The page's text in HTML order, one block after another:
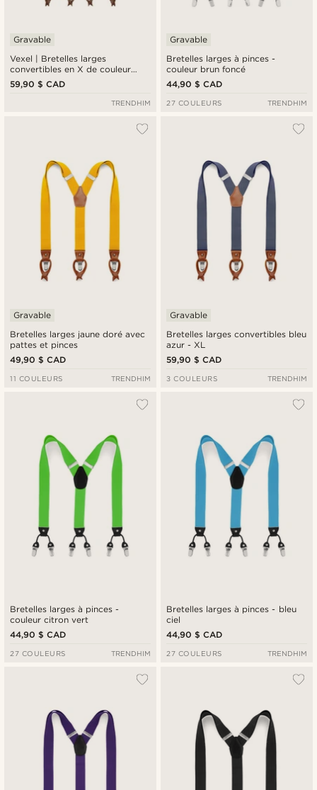
Vexel | Bretelles larges
convertibles en X de couleur
marron
Gravable
59,90 $ CAD
TRENDHIM
Bretelles larges à pinces -
couleur brun foncé
Gravable
44,90 $ CAD
27 COULEURS TRENDHIM
Bretelles larges jaune doré avec
pattes et pinces
Gravable
49,90 $ CAD
11 COULEURS TRENDHIM
Bretelles larges convertibles bleu
azur - XL
Gravable
59,90 $ CAD
3 COULEURS TRENDHIM
Bretelles larges à pinces -
couleur citron vert
44,90 $ CAD
27 COULEURS TRENDHIM
Bretelles larges à pinces - bleu
ciel
44,90 $ CAD
27 COULEURS TRENDHIM